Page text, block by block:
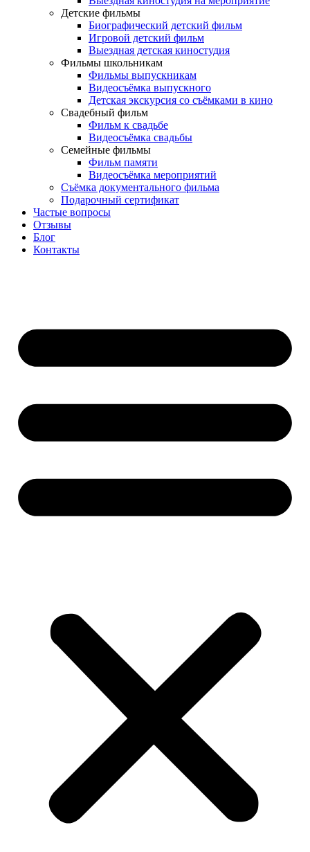
Детские фильмы
Биографический детский фильм
Игровой детский фильм
Выездная детская киностудия
Фильмы школьникам
Фильмы выпускникам
Видеосъёмка выпускного
Детская экскурсия со съёмками в кино
Свадебный фильм
Фильм к свадьбе
Видеосъёмка свадьбы
Семейные фильмы
Фильм памяти
Видеосъёмка мероприятий
Съёмка документального фильма
Подарочный сертификат
Частые вопросы
Отзывы
Блог
Контакты